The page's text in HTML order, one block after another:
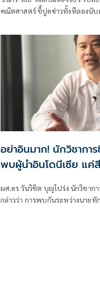
คณิตศาสตร์ ชี้ปูดข่าวทั้งทีลองนับเลขเก้าอี้ สส. ก่อน ย้ำ
อย่าอินมาก! นักวิชาก
พบผู้นำอินโดนีเซีย แค่
ไม่ใช่แปลก ย้ำ นานาชา
ผศ.ดร.วันวิชิต บุญโปร่ง นักวิชาก
กล่าวว่า การพบกันระหว่างนาย